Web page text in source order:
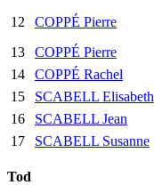
12 COPPÉ Pierre
13
COPPÉ Pierre
14
COPPÉ Rachel
15
SCABELL Elisabeth
16
SCABELL Jean
17
SCABELL Susanne
Tod